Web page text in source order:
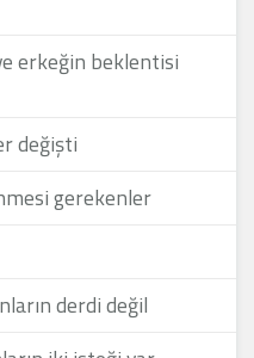
erkeğin beklentisi
değişti
gerekenler
derdi değil